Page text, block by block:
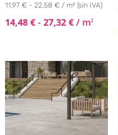
11,97 € - 22,58 € / m² (sin IVA)
14,48 € - 27,32 € / m2